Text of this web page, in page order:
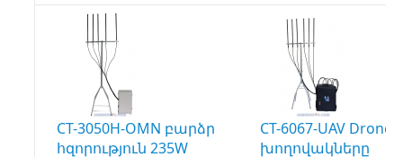
CT-3050H-OMN բարձր
հզորություն 235W
CT-6067-UAV Drone 6
խողովակները